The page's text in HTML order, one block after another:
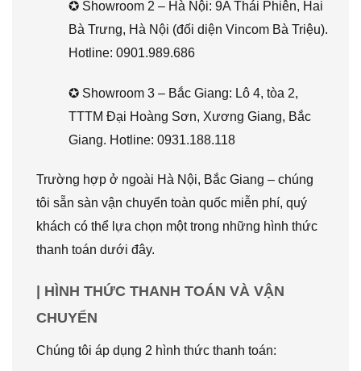
✪ Showroom 2 – Hà Nội: 9A Thái Phiên, Hai
Bà Trưng, Hà Nội (đối diện Vincom Bà Triệu).
Hotline: 0901.989.686
✪ Showroom 3 – Bắc Giang: Lô 4, tòa 2,
TTTM Đại Hoàng Sơn, Xương Giang, Bắc
Giang. Hotline: 0931.188.118
Trường hợp ở ngoài Hà Nội, Bắc Giang – chúng
tôi sẵn sàn vận chuyển toàn quốc miễn phí, quý
khách có thể lựa chọn một trong những hình thức
thanh toán dưới đây.
| HÌNH THỨC THANH TOÁN VÀ VẬN
CHUYỂN
Chúng tôi áp dụng 2 hình thức thanh toán: